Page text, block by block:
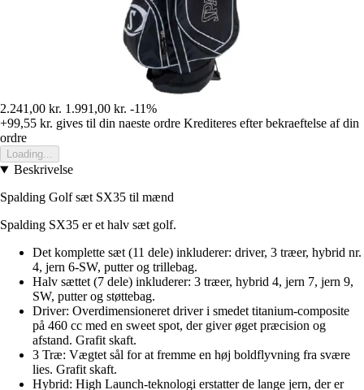
2.241,00 kr. 1.991,00 kr. -11%
+99,55 kr. gives til din naeste ordre Krediteres efter bekraeftelse af din
ordre
Loading...
Beskrivelse
Spalding Golf sæt SX35 til mænd
Spalding SX35 er et halv sæt golf.
Det komplette sæt (11 dele) inkluderer: driver, 3 træer, hybrid nr.
4, jern 6-SW, putter og trillebag.
Halv sættet (7 dele) inkluderer: 3 træer, hybrid 4, jern 7, jern 9,
SW, putter og støttebag.
Driver: Overdimensioneret driver i smedet titanium-composite
på 460 cc med en sweet spot, der giver øget præcision og
afstand. Grafit skaft.
3 Træ: Vægtet sål for at fremme en høj boldflyvning fra svære
lies. Grafit skaft.
Hybrid: High Launch-teknologi erstatter de lange jern, der er